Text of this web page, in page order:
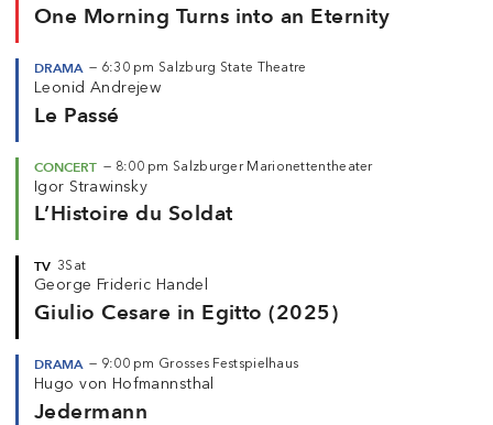
One Morning Turns into an Eternity
DRAMA — 6:30 pm Salzburg State Theatre
Leonid Andrejew
Le Passé
CONCERT — 8:00 pm Salzburger Marionettentheater
Igor Strawinsky
L’Histoire du Soldat
TV 3Sat
George Frideric Handel
Giulio Cesare in Egitto (2025)
DRAMA — 9:00 pm Grosses Festspielhaus
Hugo von Hofmannsthal
Jedermann